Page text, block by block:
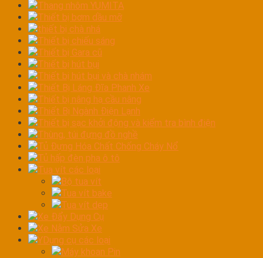
Thang nhôm YUMITA
Thiết bị bơm dầu mỡ
thiết bị chà nhá
Thiết bị chiếu sáng
Thiết bị Gara cũ
Thiết bị hút bụi
Thiết bị hút bụi và chà nhám
Thiết Bị Láng Đĩa Phanh Xe
Thiết bị nâng hạ cầu nâng
Thiết Bị Ngành Điện Lạnh
Thiết bị sạc khởi động và kiểm tra bình điện
Thùng, túi đựng đồ nghề
Tủ Đựng Hóa Chất Chống Cháy Nổ
Tủ hấp đèn pha ô tô
Tua vít các loại
Bộ tua vít
Tua vít bake
Tua vít dẹp
Xe Đẩy Dụng Cụ
Xe Nằm Sửa Xe
YDụng cụ các loại
Máy khoan Pin